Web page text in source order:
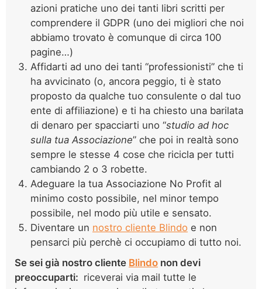
azioni pratiche uno dei tanti libri scritti per
comprendere il GDPR (uno dei migliori che noi
abbiamo trovato è comunque di circa 100
pagine…)
Affidarti ad uno dei tanti “professionisti” che ti
ha avvicinato (o, ancora peggio, ti è stato
proposto da qualche tuo consulente o dal tuo
ente di affiliazione) e ti ha chiesto una barilata
di denaro per spacciarti uno “studio ad hoc
sulla tua Associazione” che poi in realtà sono
sempre le stesse 4 cose che ricicla per tutti
cambiando 2 o 3 robette.
Adeguare la tua Associazione No Profit al
minimo costo possibile, nel minor tempo
possibile, nel modo più utile e sensato.
Diventare un nostro cliente Blindo e non
pensarci più perchè ci occupiamo di tutto noi.
Se sei già nostro cliente Blindo non devi
preoccuparti: riceverai via mail tutte le